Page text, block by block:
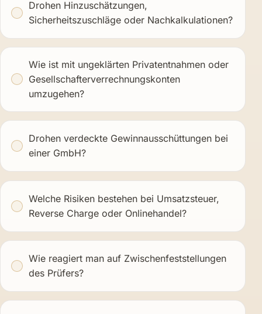
Drohen Hinzuschätzungen,
Sicherheitszuschläge oder Nachkalkulationen?
Wie ist mit ungeklärten Privatentnahmen oder
Gesellschafterverrechnungskonten
umzugehen?
Drohen verdeckte Gewinnausschüttungen bei
einer GmbH?
Welche Risiken bestehen bei Umsatzsteuer,
Reverse Charge oder Onlinehandel?
Wie reagiert man auf Zwischenfeststellungen
des Prüfers?